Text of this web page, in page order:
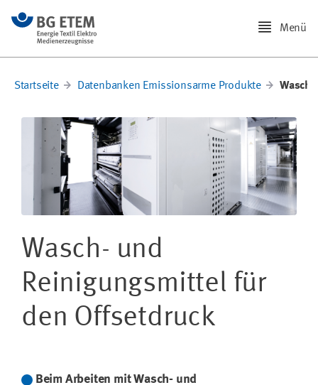
Menü
Startseite Datenbanken Emissionsarme Produkte
Wasch- und
Reinigungsmittel für
den Offsetdruck
Beim Arbeiten mit Wasch- und